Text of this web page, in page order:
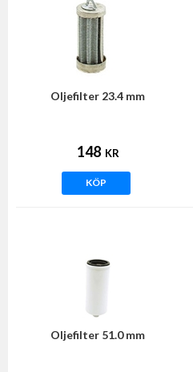
Oljefilter 23.4 mm
148 KR
KÖP
Oljefilter 51.0 mm